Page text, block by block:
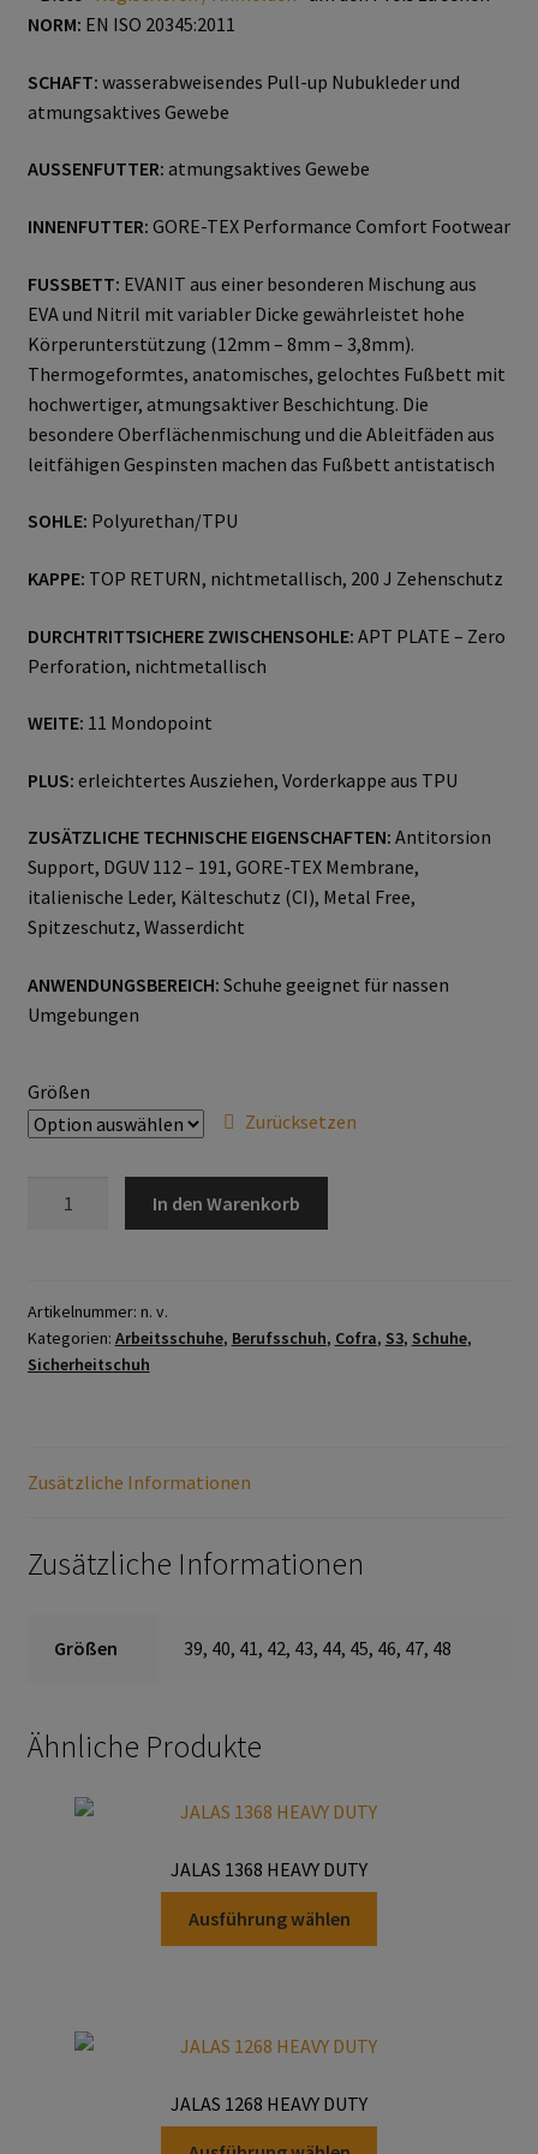
Moldex
Cofra
James & Nicholson
Planam
Datenschutzerklärung
Hautschutz
Impressum
Kassen
Mein konto
Technische Artikel
Anschlagpuffer
Antriebstechnik
Hebetechnik
Schmierstoffe
NORM: EN ISO 20345:2011
SCHAFT: wasserabweisendes Pull-up Nubukleder und
atmungsaktives Gewebe
AUSSENFUTTER: atmungsaktives Gewebe
INNENFUTTER: GORE-TEX Performance Comfort Footwear
FUSSBETT: EVANIT aus einer besonderen Mischung aus
EVA und Nitril mit variabler Dicke gewährleistet hohe
Körperunterstützung (12mm – 8mm – 3,8mm).
Thermogeformtes, anatomisches, gelochtes Fußbett mit
hochwertiger, atmungsaktiver Beschichtung. Die
besondere Oberflächenmischung und die Ableitfäden aus
leitfähigen Gespinsten machen das Fußbett antistatisch
SOHLE: Polyurethan/TPU
KAPPE: TOP RETURN, nichtmetallisch, 200 J Zehenschutz
DURCHTRITTSICHERE ZWISCHENSOHLE: APT PLATE – Zero
Perforation, nichtmetallisch
WEITE: 11 Mondopoint
PLUS: erleichtertes Ausziehen, Vorderkappe aus TPU
ZUSÄTZLICHE TECHNISCHE EIGENSCHAFTEN: Antitorsion
Support, DGUV 112 – 191, GORE-TEX Membrane,
italienische Leder, Kälteschutz (CI), Metal Free,
Spitzeschutz, Wasserdicht
ANWENDUNGSBEREICH: Schuhe geeignet für nassen
Umgebungen
Größen
Zurücksetzen
CI
SRC
Menge
In den Warenkorb
Artikelnummer: n. v.
Kategorien: Arbeitsschuhe, Berufsschuh, Cofra, S3, Schuhe,
Sicherheitschuh
Zusätzliche Informationen
Zusätzliche Informationen
Größen 39, 40, 41, 42, 43, 44, 45, 46, 47, 48
Ähnliche Produkte
JALAS 1368 HEAVY DUTY
Ausführung wählen
JALAS 1268 HEAVY DUTY